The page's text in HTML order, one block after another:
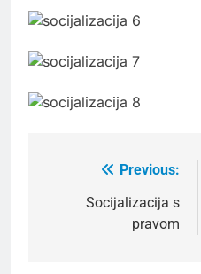
navigation
Previous:
Socijalizacija s
pravom